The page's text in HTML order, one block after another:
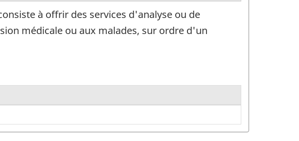
à offrir des services d'analyse ou de
médicale ou aux malades, sur ordre d'un